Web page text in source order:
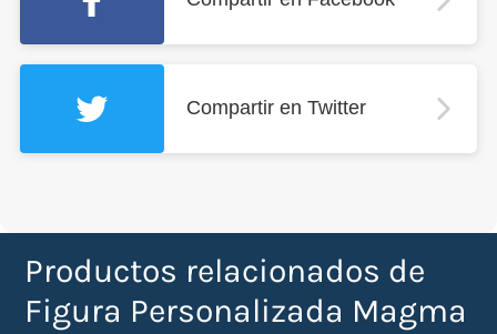
Compartir en Twitter
Productos relacionados de
Figura Personalizada Magma